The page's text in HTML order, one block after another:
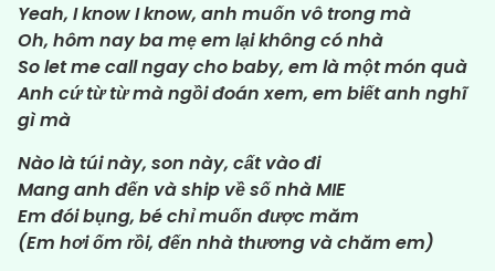
Yeah, I know I know, anh muốn vô trong mà
Oh, hôm nay ba mẹ em lại không có nhà
So let me call ngay cho baby, em là một món quà
Anh cứ từ từ mà ngồi đoán xem, em biết anh nghĩ
gì mà
Nào là túi này, son này, cất vào đi
Mang anh đến và ship về số nhà MIE
Em đói bụng, bé chỉ muốn được măm
(Em hơi ốm rồi, đến nhà thương và chăm em)